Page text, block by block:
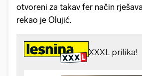
otvoreni za takav fer način
rekao je Olujić.